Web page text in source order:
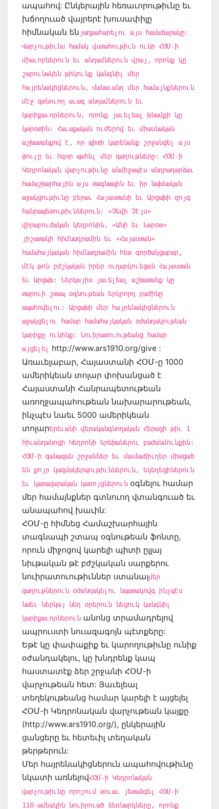
ապահով: Ընկերային հեռաւորութիւնը եւ
խճողուած վայրերէ խուսափիլը
հիմնական են յաղթահարելու այս համաճարակը:
Վարչութիւնս համակ վստահութիւն ունի ՀՕՄ-ի
միաւորներուն եւ անդամներուն վրայ, որոնք կը
շարունակեն թիկունք կանգնիլ մեր
հայրենակիցներուն, մանաւանդ մեր համայնքներուն
մէջ գտնուող աւագ անդամներուն եւ
կարիքաւորներուն, որոնք յաւելեալ խնամքի կը
կարօտին: Հաւաքական ուժերով եւ միասնական
աշխատանքով է, որ պիտի կարենանք շրջանցել այս
փուլը եւ հզօր պահել մեր գաղութները: ՀՕՄ-ի
Կեդրոնական վարչութիւնը անմիջապէս անդրադարձաւ
համաշխարհային այս տագնապին եւ իր նախնական
աջակցութիւնը բերաւ Հայաստանի եւ Արցախի զոյգ
հանրապետութիւններուն: «Չեվի Չէյս»
վիրաբուժական կեդրոնին, «Անի եւ Նարօտ»
յիշատակի հիմնադրամին եւ «Հայաստան»
համահայկական հիմնադրամին հետ գործակցաբար,
մէկ թոն բժշկական իրեր ուղարկուեցան Հայաստան
եւ Արցախ: Ներկայիս յաւելեալ աշխատանք կը
տարուի շտապ օգնութեան երկրորդ բաժինը
ապահովելու: Արցախի մեր հայրենակիցներուն
աջակցելու համար համահայկական օժանդակութեան
կարիքը ունինք: Նուիրատուութեանց համար
այցելել
http://www.ars1910.org/give :
Առաւելաբար, Հայաստանի ՀՕՄ-ը 1000
ամերիկեան տոլար փոխանցած է
Հայաստանի Հանրապետութեան
առողջապահութեան նախարարութեան,
ինչպէս նաեւ 5000 ամերիկեան
տոլարԵրեւանի վերականգնողական Հերացի թիւ 1
հիւանդանոցի Կեդրոնի երեխաներու բաժանմունքին:
ՀՕՄ-ի զանազան շրջաններ եւ մասնաճիւղեր միացած
են քոյր կազմակերպութիւններուն, եկեղեցիներուն
եւ կառավարական կառոյցներուն օգնելու համար
մեր համայնքներ գտնուող վտանգուած եւ
անապահով խաւին:
ՀՕՄ-ը հիմնեց Համաշխարհային
տագնապի շտապ օգնութեան ֆոնտը,
որուն միջոցով կարելի պիտի ըլլայ
նիւթական թէ բժշկական սարքերու
նուիրատուութիւններ ստանալմեր
գաղութներուն օժանդակելու նպատակովգ ինչպէս
նաեւ ներկայ նեղ օրերուն նեցուկ կանգնիլ
կարիքաւորներուն անոնց տրամադրելով
ապրուստի նուազագոյն պէտքերը:
Եթէ կը փափաքիք եւ կարողութիւնը ունիք
օժանդակելու, կը խնդրենք կապ
հաստատէք ձեր շրջանի ՀՕՄ-ի
վարչութեան հետ: Յաւելեալ
տեղեկութեանց համար կարելի է այցելել
ՀՕՄ-ի Կեդրոնական վարչութեան կայքը
(http://www.ars1910.org/), ընկերային
ցանցերը եւ հետեւիլ տեղական
թերթերուն:
Մեր հայրենակիցներուն ապահովութիւնը
նկատի առնելովՀՕՄ-ի Կեդրոնական
վարչութիւնը որոշում տուաւ յետաձգել ՀՕՄ-ի
110-ամեակին նուիրուած ձեռնարկները, որոնք